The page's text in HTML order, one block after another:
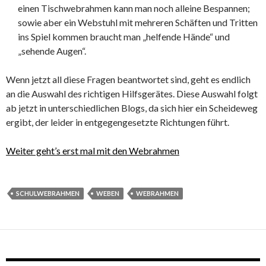
einen Tischwebrahmen kann man noch alleine Bespannen;
sowie aber ein Webstuhl mit mehreren Schäften und Tritten
ins Spiel kommen braucht man „helfende Hände“ und
„sehende Augen“.
Wenn jetzt all diese Fragen beantwortet sind, geht es endlich
an die Auswahl des richtigen Hilfsgerätes. Diese Auswahl folgt
ab jetzt in unterschiedlichen Blogs, da sich hier ein Scheideweg
ergibt, der leider in entgegengesetzte Richtungen führt.
Weiter geht’s erst mal mit den Webrahmen
SCHULWEBRAHMEN WEBEN WEBRAHMEN